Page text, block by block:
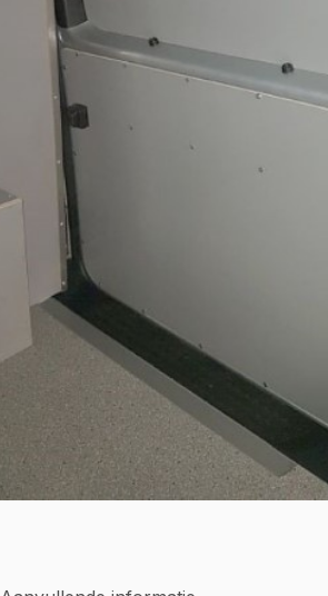
KIA
PV5 Cargo
Vivaro
Vivaro Electric
Movano
Movano